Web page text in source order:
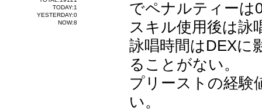
TODAY:1
YESTERDAY:0
NOW:8
でペナルティーは
スキル使用後は詠
詠唱時間はDEXに
ることがない。
プリーストの経験
い。